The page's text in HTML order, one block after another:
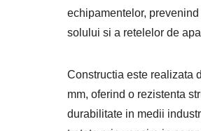
echipamentelor,
solului si a retelelor de
Constructia este realizata
mm, oferind o rezistenta
durabilitate in medii